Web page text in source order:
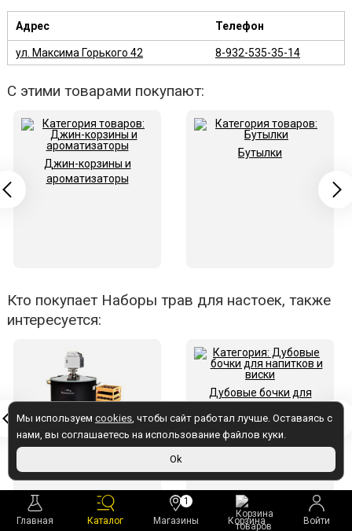
Главная Каталог Магазины
1
Корзина
Войти
Адрес Телефон
ул. Максима Горького 42 8-932-535-35-14
С этими товарами покупают:
Джин-корзины и
ароматизаторы
Бутылки
Кто покупает Наборы трав для настоек, также
интересуется:
Дубовые бочки для
Мы используем cookies, чтобы сайт работал лучше. Оставаясь с
нами, вы соглашаетесь на использование файлов куки.
Ok